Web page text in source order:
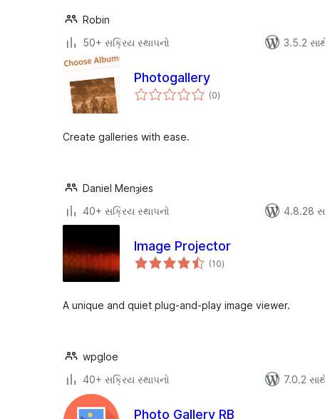
Robin
50+ સક્રિય સ્થાપનો
3.5.2
Photogallery
(0કુલ
રેટિંગ્સ
)
Create galleries with ease.
Daniel Menȝies
40+ સક્રિય સ્થાપનો
4.8.28
Image Projector
(10કુલ
રેટિંગ્સ
)
A unique and quiet plug-and-play image viewer.
wpgloe
40+ સક્રિય સ્થાપનો
7.0.2
Photo Gallery RB